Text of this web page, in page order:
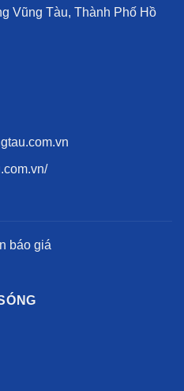
Vũng Tàu, Thành Phố Hồ